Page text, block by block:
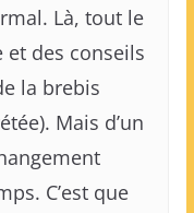
Là, tout le
des conseils
la brebis
Mais d’un
C’est que